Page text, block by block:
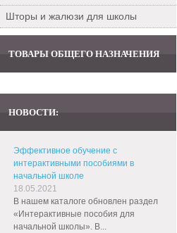
Шторы и жалюзи для школы
ТОВАРЫ ОБЩЕГО НАЗНАЧЕНИЯ
НОВОСТИ:
Эффективное обучение с
интерактивными пособиями в
начальной школе
18.05.2021
В нашем каталоге обновлен раздел
«Интерактивные пособия для
начальной школы». В...